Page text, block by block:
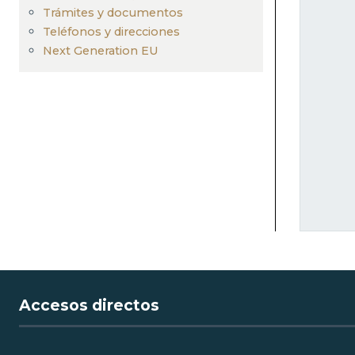
navegación
Trámites y documentos
Teléfonos y direcciones
Next Generation EU
Accesos directos